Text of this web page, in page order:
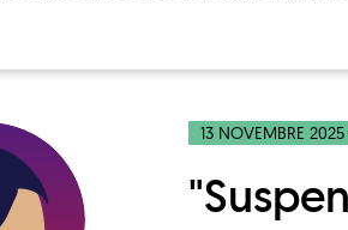
13 NOVEMBRE
"Suspension" de la réforme des